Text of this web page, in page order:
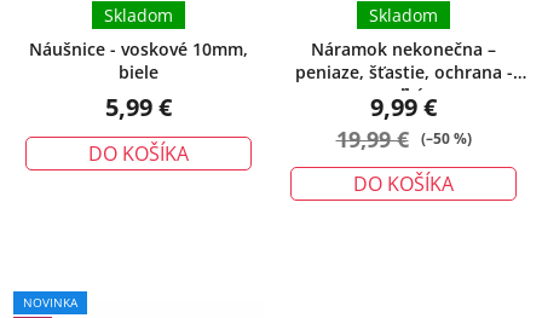
Náušnice - voskové 10mm,
biele
Skladom
5,99 €
DO KOŠÍKA
Náramok nekonečna –
peniaze, šťastie, ochrana -
veľký
Skladom
9,99 €
19,99 € (–50 %)
DO KOŠÍKA
NOVINKA